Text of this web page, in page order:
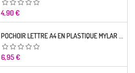
Prix
4,90 €
POCHOIR LETTRE A4 EN PLASTIQUE MYLAR ALPHABET STYLE STENCIL BOLD 30 MM
Prix
6,95 €